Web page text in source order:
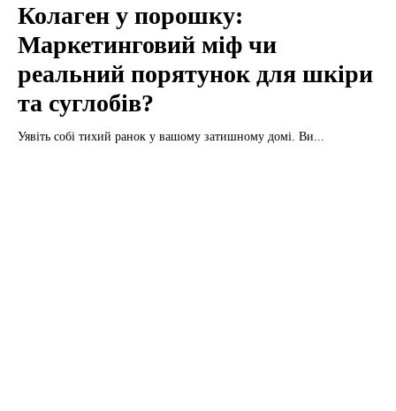
Колаген у порошку:
Маркетинговий міф чи
реальний порятунок для шкіри
та суглобів?
Уявіть собі тихий ранок у вашому затишному домі. Ви...